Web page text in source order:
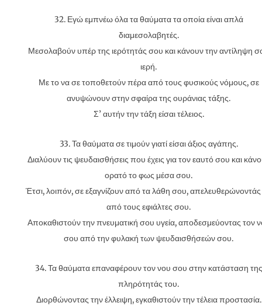
32. Εγώ εμπνέω όλα τα θαύματα τα οποία είναι απλά
διαμεσολαβητές.
Μεσολαβούν υπέρ της ιερότητάς σου και κάνουν την αντίληψη
ιερή.
Με το να σε τοποθετούν πέρα από τους φυσικούς νόμους, σε
ανυψώνουν στην σφαίρα της ουράνιας τάξης.
Σ’ αυτήν την τάξη είσαι τέλειος.
33. Τα θαύματα σε τιμούν γιατί είσαι άξιος αγάπης.
Διαλύουν τις ψευδαισθήσεις που έχεις για τον εαυτό σου και
ορατό το φως μέσα σου.
Έτσι, λοιπόν, σε εξαγνίζουν από τα λάθη σου,
από τους εφιάλτες σου.
Αποκαθιστούν την πνευματική σου υγεία, αποδεσμεύοντας τον
σου από την φυλακή των ψευδαισθήσεών σου.
34. Τα θαύματα επαναφέρουν τον νου σου στην κατάσταση της
πληρότητάς του.
Διορθώνοντας την έλλειψη, εγκαθιστούν την τέλεια προστασία.